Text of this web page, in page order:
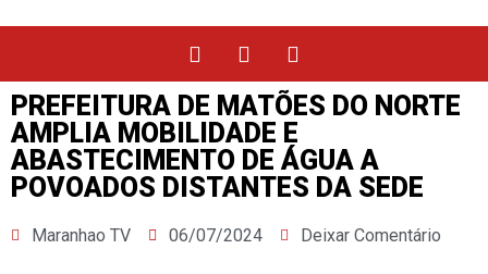
PREFEITURA DE MATÕES DO NORTE
AMPLIA MOBILIDADE E
ABASTECIMENTO DE ÁGUA A
POVOADOS DISTANTES DA SEDE
Maranhao TV 06/07/2024 Deixar Comentário